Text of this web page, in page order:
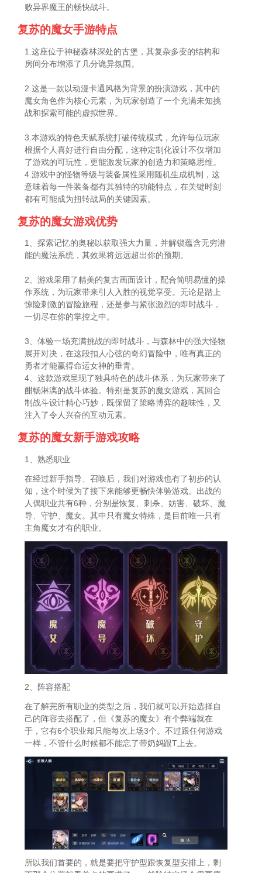
败异界魔王的畅快战斗。
复苏的魔女手游特点
1.这座位于神秘森林深处的古堡，其复杂多变的结构和
房间分布增添了几分诡异氛围。
2.这是一款以动漫卡通风格为背景的扮演游戏，其中的
魔女角色作为核心元素，为玩家创造了一个充满未知挑
战和探索可能的虚拟世界。
3.本游戏的特色天赋系统打破传统模式，允许每位玩家
根据个人喜好进行自由分配，这种定制化设计不仅增加
了游戏的可玩性，更能激发玩家的创造力和策略思维。
4.游戏中的怪物等级与装备属性采用随机生成机制，这
意味着每一件装备都有其独特的功能特点，在关键时刻
都有可能成为扭转战局的关键因素。
复苏的魔女游戏优势
1、探索记忆的奥秘以获取强大力量，并解锁蕴含无穷潜
能的魔法系统，其效果将远远超出你的预期。
2、游戏采用了精美的复古画面设计，配合简明易懂的操
作系统，为玩家带来引人入胜的视觉享受。无论是踏上
惊险刺激的冒险旅程，还是参与紧张激烈的即时战斗，
一切尽在你的掌控之中。
3、体验一场充满挑战的即时战斗，与森林中的强大怪物
展开对决，在这段扣人心弦的奇幻冒险中，唯有真正的
勇者才能赢得命运女神的垂青。
4、这款游戏呈现了独具特色的战斗体系，为玩家带来了
酣畅淋漓的战斗体验。特别是复苏的魔女游戏，其回合
制战斗设计精心巧妙，既保留了策略博弈的趣味性，又
注入了令人兴奋的互动元素。
复苏的魔女新手游戏攻略
1、熟悉职业
在经过新手指导、召唤后，我们对游戏也有了初步的认
知，这个时候为了接下来能够更畅快体验游戏。出战的
人偶职业共有6种，分别是恢复、刺杀、妨害、破坏、魔
导、守护、魔女。其中只有魔女特殊，是目前唯一只有
主角魔女才有的职业。
2、阵容搭配
在了解完所有职业的类型之后，我们就可以开始选择自
己的阵容去搭配了，但《复苏的魔女》有个弊端就在
于，它有6个职业却只能每次上场3个。不过跟任何游戏
一样，不管什么时候都不能忘了带奶妈跟T上去。
所以我们首要的，就是要把守护型跟恢复型安排上，剩